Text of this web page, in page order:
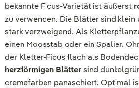
bekannte Ficus-Varietät ist äußerst
zu verwenden. Die Blätter sind klein
stark verzweigend. Als
einen Moosstab oder ein Spalier.
der Kletter-Ficus flach als
herzförmigen Blättersind
cremefarben panaschiert. Optimal